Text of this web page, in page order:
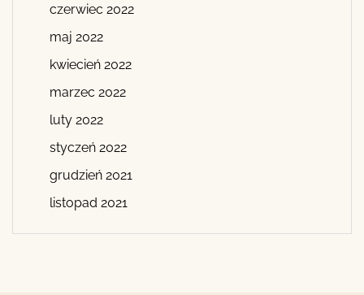
czerwiec 2022
maj 2022
kwiecień 2022
marzec 2022
luty 2022
styczeń 2022
grudzień 2021
listopad 2021